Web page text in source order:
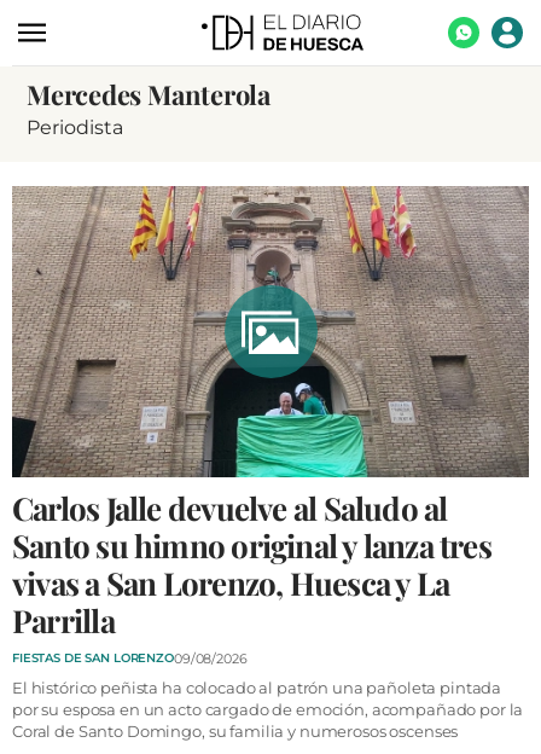
ACTUALIDAD
ECONOMÍA
TURISMO
AGROALIMENTACIÓN
DEPORTES
CULTURA
SOCIEDAD
OPINIÓN
GALERÍAS
VÍDEOS
CONTACTAR
FIESTAS EN EL ALTO ARAGÓN
FIESTAS DE SAN LORENZO
AGENDA
Mercedes Manterola
Periodista
Carlos Jalle devuelve al Saludo al
Santo su himno original y lanza tres
vivas a San Lorenzo, Huesca y La
Parrilla
FIESTAS DE SAN LORENZO09/08/2026
El histórico peñista ha colocado al patrón una pañoleta pintada
por su esposa en un acto cargado de emoción, acompañado por la
Coral de Santo Domingo, su familia y numerosos oscenses